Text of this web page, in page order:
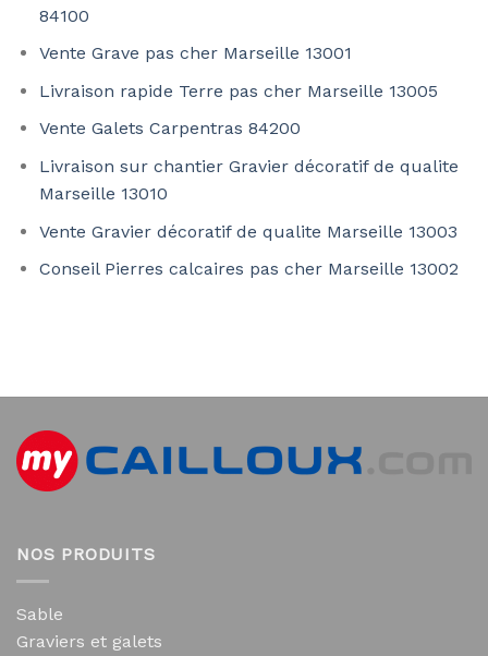
84100
Vente Grave pas cher Marseille 13001
Livraison rapide Terre pas cher Marseille 13005
Vente Galets Carpentras 84200
Livraison sur chantier Gravier décoratif de qualite
Marseille 13010
Vente Gravier décoratif de qualite Marseille 13003
Conseil Pierres calcaires pas cher Marseille 13002
NOS PRODUITS
Sable
Graviers et galets